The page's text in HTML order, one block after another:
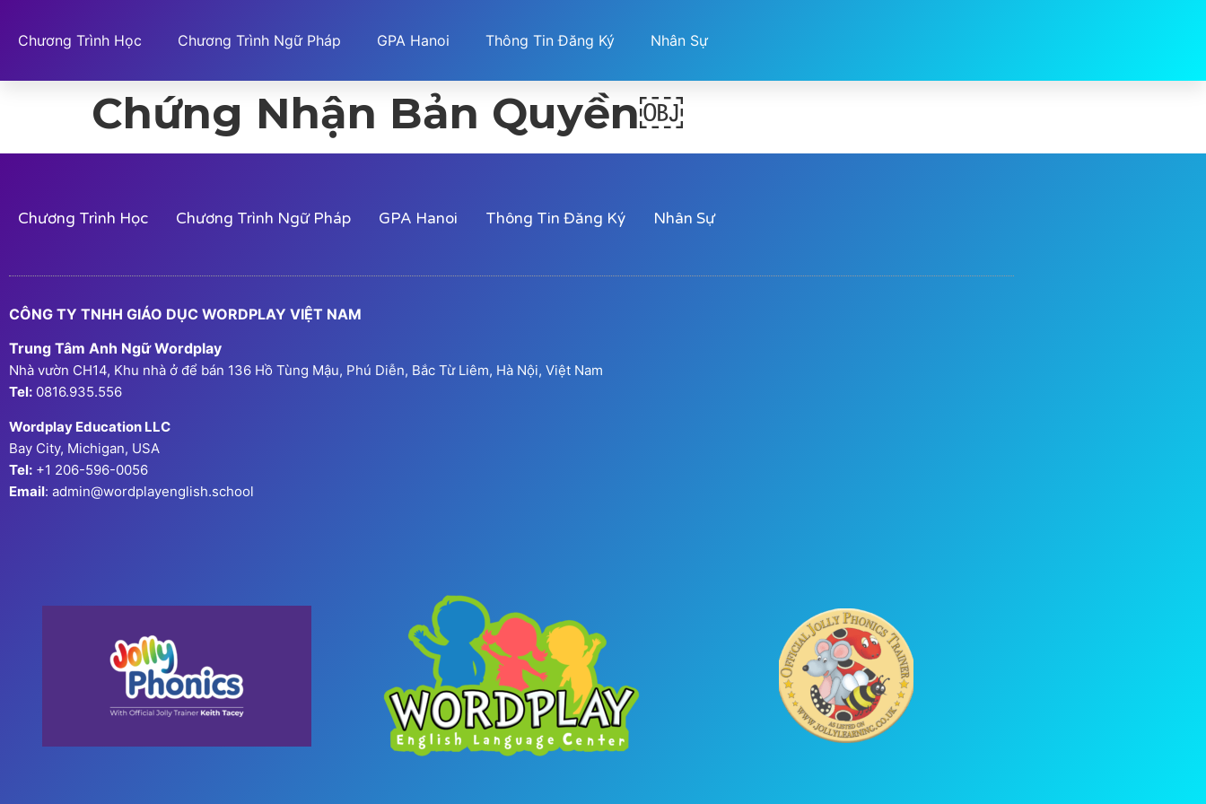
Chương Trình Học Chương Trình Ngữ Pháp GPA Hanoi Thông Tin Đăng Ký Nhân Sự
Chứng Nhận Bản Quyền￼
Chương Trình Học Chương Trình Ngữ Pháp GPA Hanoi Thông Tin Đăng Ký Nhân Sự
CÔNG TY TNHH GIÁO DỤC WORDPLAY VIỆT NAM
Trung Tâm Anh Ngữ Wordplay
Nhà vườn CH14, Khu nhà ở để bán 136 Hồ Tùng Mậu, Phú Diễn, Bắc Từ Liêm, Hà Nội, Việt Nam
Tel: 0816.935.556
Wordplay Education LLC
Bay City, Michigan, USA
Tel: +1 206-596-0056
Email: admin@wordplayenglish.school